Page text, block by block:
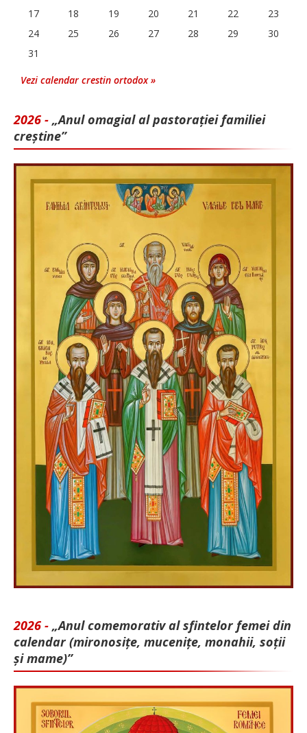
17
18 19 20 21 22
23
24
25 26 27 28 29
30
31
Vezi calendar crestin ortodox »
2026 - „Anul omagial al pastorației familiei
creștine”
2026 - „Anul comemorativ al sfintelor femei din
calendar (mironosițe, mu­cenițe, monahii, soții
și mame)”